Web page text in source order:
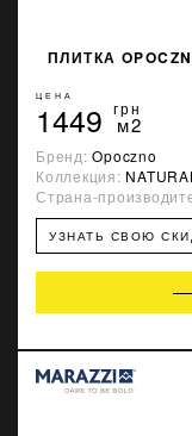
ПЛИТКА
ЦЕНА
1449 грн
м2
Бренд:Opoczno
Коллекция: NATURAL
Страна-
УЗНАТЬ СВОЮ